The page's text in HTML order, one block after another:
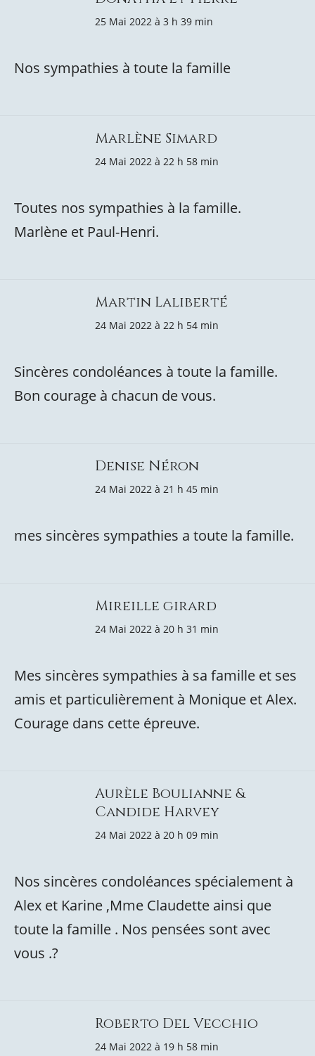
25 Mai 2022 à 3 h 39 min
Nos sympathies à toute la famille
Marlène Simard
24 Mai 2022 à 22 h 58 min
Toutes nos sympathies à la famille.
Marlène et Paul-Henri.
Martin Laliberté
24 Mai 2022 à 22 h 54 min
Sincères condoléances à toute la famille.
Bon courage à chacun de vous.
Denise Néron
24 Mai 2022 à 21 h 45 min
mes sincères sympathies a toute la famille.
Mireille girard
24 Mai 2022 à 20 h 31 min
Mes sincères sympathies à sa famille et ses
amis et particulièrement à Monique et Alex.
Courage dans cette épreuve.
Aurèle Boulianne &
Candide Harvey
24 Mai 2022 à 20 h 09 min
Nos sincères condoléances spécialement à
Alex et Karine ,Mme Claudette ainsi que
toute la famille . Nos pensées sont avec
vous .?
Roberto Del Vecchio
24 Mai 2022 à 19 h 58 min